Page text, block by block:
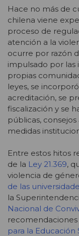
Hace no más de
chilena viene
proceso de
atención a la
ocurre por razón
impulsado por las
propias
leyes, se
acreditación, se
fiscalización y se
públicas,
medidas
Entre estos hitos
de la Ley 21.369,
violencia de
de las
la
Nacional de
recomendaciones
para la Educación